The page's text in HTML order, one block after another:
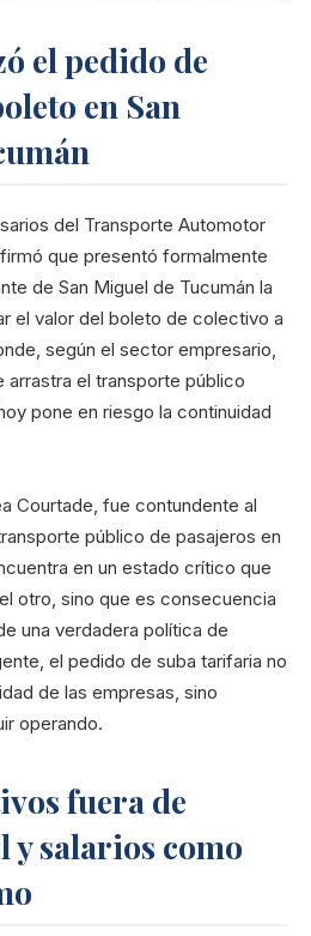
el pedido de
en San
del Transporte Automotor
que presentó formalmente
de San Miguel de Tucumán la
el valor del boleto de colectivo a
según el sector empresario,
arrastra el transporte público
pone en riesgo la continuidad
Courtade, fue contundente al
público de pasajeros en
en un estado crítico que
otro, sino que es consecuencia
una verdadera política de
el pedido de suba tarifaria no
de las empresas, sino
operando.
fuera de
salarios como